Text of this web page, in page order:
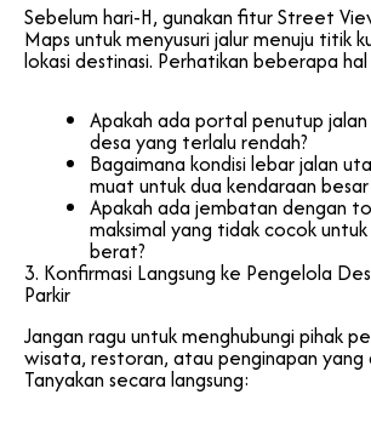
Sebelum hari-H, gunakan fitur Street
Maps untuk menyusuri jalur menuju titik
lokasi destinasi. Perhatikan beberapa
Apakah ada portal penutup
desa yang terlalu rendah?
Bagaimana kondisi lebar jalan
muat untuk dua kendaraan
Apakah ada jembatan dengan
maksimal yang tidak cocok
berat?
3. Konfirmasi Langsung ke Pengelola
Parkir
Jangan ragu untuk menghubungi pihak
wisata, restoran, atau penginapan yang
Tanyakan secara langsung: